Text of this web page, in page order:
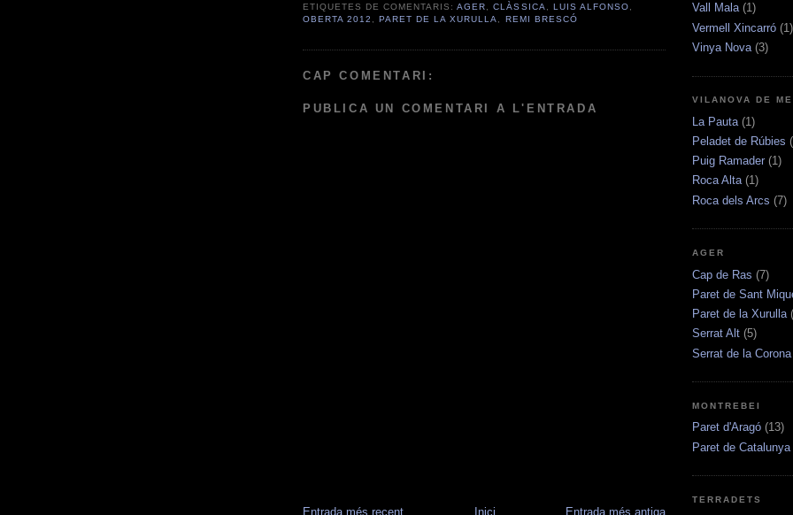
ETIQUETES DE COMENTARIS:AGER ,CLÀSSICA LUIS ALFONSO
OBERTA 2012
,PARET DE LA XURULLA REMI BRESCÓ
CAP COMENTARI:
PUBLICA UN COMENTARI A L'ENTRADA
Entrada més recent Entrada més antiga
Inici
Vall Mala (1)
Vermell Xincarró (1)
Vinya Nova (3)
VILANOVA DE
La Pauta (1)
Peladet de Rúbies
Puig Ramader (1)
Roca Alta (1)
Roca dels Arcs (7)
AGER
Cap de Ras (7)
Paret de Sant
Paret de la Xurulla
Serrat Alt (5)
Serrat de la Corona
MONTREBEI
Paret d'Aragó (13)
Paret de Catalunya
TERRADETS